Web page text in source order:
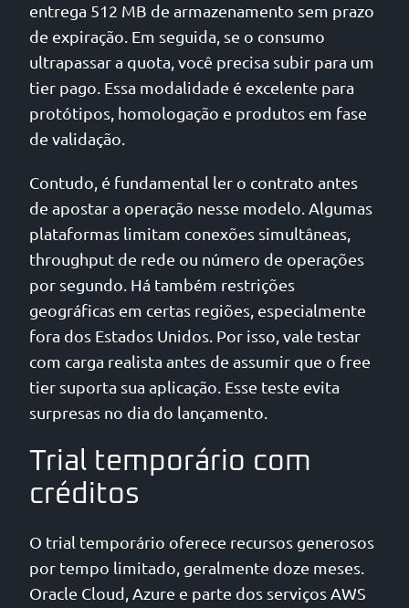
entrega 512 MB de armazenamento sem prazo
de expiração. Em seguida, se o consumo
ultrapassar a quota, você precisa subir para um
tier pago. Essa modalidade é excelente para
protótipos, homologação e produtos em fase
de validação.
Contudo, é fundamental ler o contrato antes
de apostar a operação nesse modelo. Algumas
plataformas limitam conexões simultâneas,
throughput de rede ou número de operações
por segundo. Há também restrições
geográficas em certas regiões, especialmente
fora dos Estados Unidos. Por isso, vale testar
com carga realista antes de assumir que o free
tier suporta sua aplicação. Esse teste evita
surpresas no dia do lançamento.
Trial temporário com
créditos
O trial temporário oferece recursos generosos
por tempo limitado, geralmente doze meses.
Oracle Cloud, Azure e parte dos serviços AWS